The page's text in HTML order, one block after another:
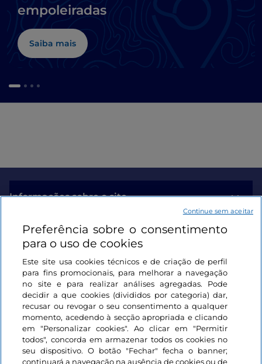
empoleiradas
Saiba mais
Informações sobre o site
Ligações úteis
Iniciar sessão
Mantenha-se em contacto
Preferência sobre o consentimento
para o uso de cookies
Este site usa cookies técnicos e de criação de perfil
para fins promocionais, para melhorar a navegação
no site e para realizar análises agregadas. Pode
decidir a que cookies (divididos por categoria) dar,
recusar ou revogar o seu consentimento a qualquer
momento, acedendo à secção apropriada e clicando
em "Personalizar cookies". Ao clicar em "Permitir
todos", concorda em armazenar todos os cookies no
seu dispositivo. O botão "Fechar" fecha o banner;
continuará a navegação na ausência de cookies ou de
Continue sem aceitar